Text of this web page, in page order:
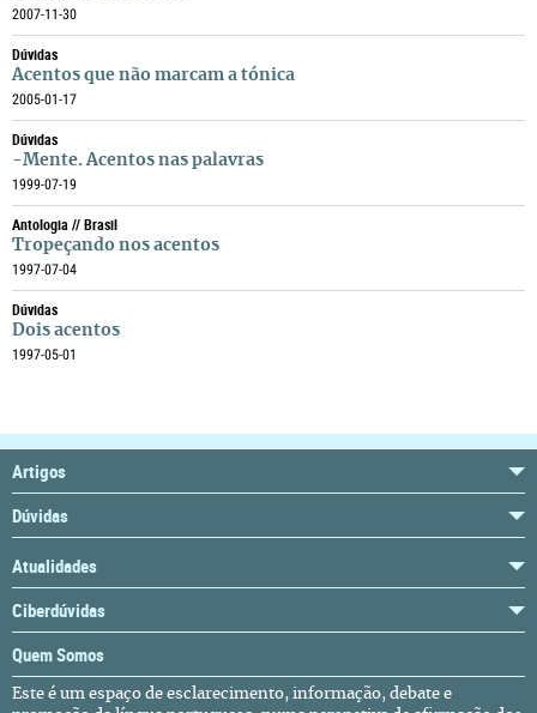
2007-11-30
Dúvidas
Acentos que não marcam a tónica
2005-01-17
Dúvidas
-Mente. Acentos nas palavras
1999-07-19
Antologia // Brasil
Tropeçando nos acentos
1997-07-04
Dúvidas
Dois acentos
1997-05-01
Artigos
Dúvidas
Atualidades
Ciberdúvidas
Quem Somos
Este é um espaço de esclarecimento, informação, debate e